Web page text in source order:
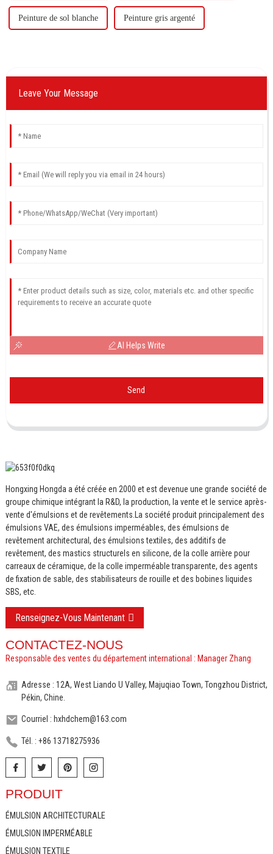
Peinture de sol blanche Peinture gris argenté
Leave Your Message
AI Helps Write
Send
Hongxing Hongda a été créée en 2000 et est devenue une grande société de
groupe chimique intégrant la R&D, la production, la vente et le service après-
vente d'émulsions et de revêtements.
La société produit principalement des
émulsions VAE, des émulsions imperméables, des émulsions de
revêtement architectural, des émulsions textiles, des additifs de
revêtement, des mastics structurels en silicone, de la colle arrière pour
carreaux de céramique, de la colle imperméable transparente, des agents
de fixation de sable, des stabilisateurs de rouille et des bobines liquides
SBS, etc.
Renseignez-Vous Maintenant
CONTACTEZ-NOUS
Responsable des ventes du département international : Manager Zhang
Adresse : 12A, West Liando U Valley, Majuqiao Town, Tongzhou District,
Pékin, Chine.
Courriel : hxhdchem@163.com
Tél. : +86 13718275936
PRODUIT
ÉMULSION ARCHITECTURALE
ÉMULSION IMPERMÉABLE
ÉMULSION TEXTILE